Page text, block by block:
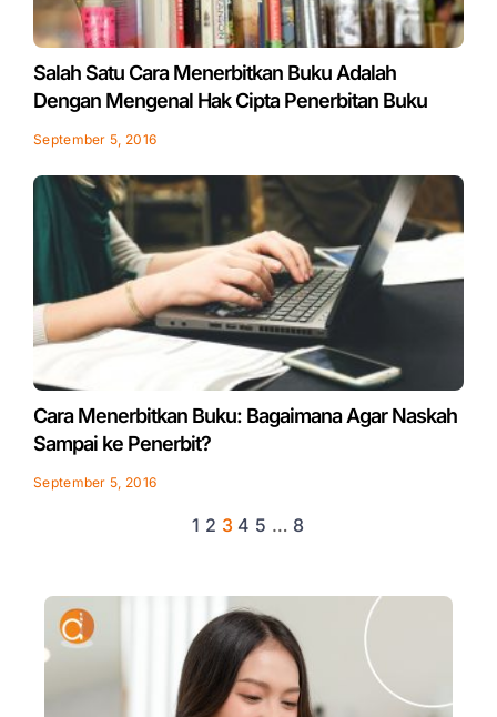
Salah Satu Cara Menerbitkan Buku Adalah
Dengan Mengenal Hak Cipta Penerbitan Buku
September 5, 2016
Cara Menerbitkan Buku: Bagaimana Agar Naskah
Sampai ke Penerbit?
September 5, 2016
1 2 3 4 5 … 8